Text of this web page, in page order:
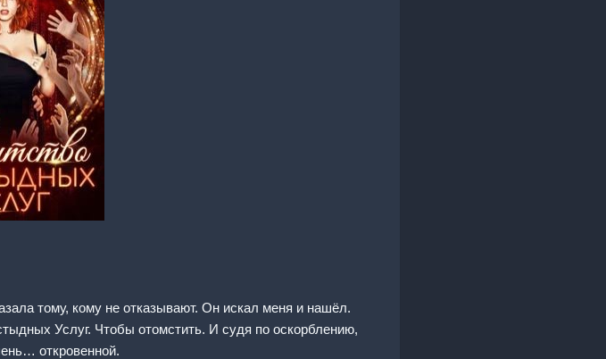
тому, кому не отказывают. Он искал меня и нашёл.
Услуг. Чтобы отомстить. И судя по оскорблению,
откровенной.